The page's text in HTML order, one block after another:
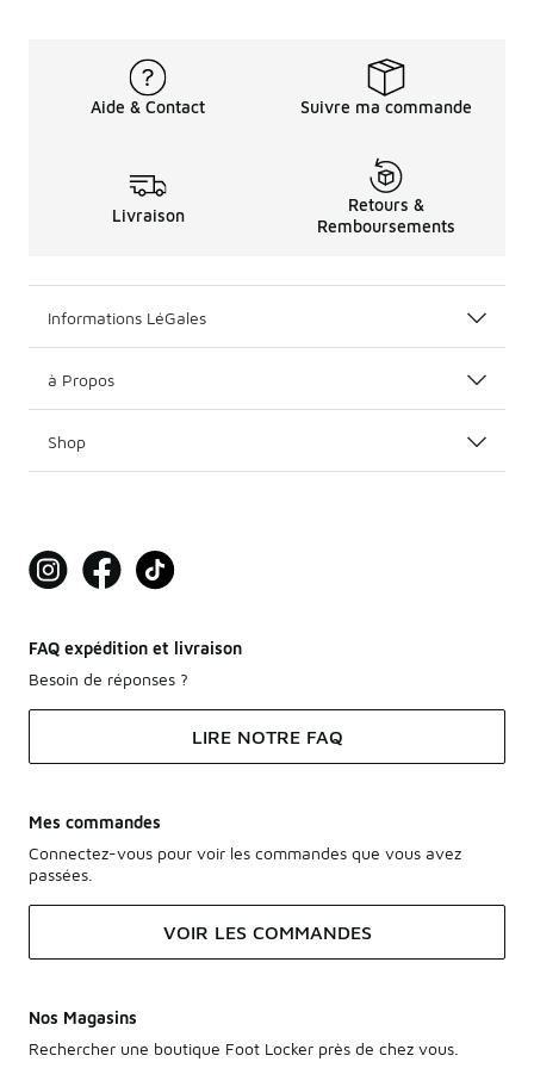
Aide & Contact Suivre ma commande
Livraison
Retours &
Remboursements
Informations LéGales
à Propos
Shop
FAQ expédition et livraison
Besoin de réponses ?
LIRE NOTRE FAQ
Mes commandes
Connectez-vous pour voir les commandes que vous avez
passées.
VOIR LES COMMANDES
Nos Magasins
Rechercher une boutique Foot Locker près de chez vous.